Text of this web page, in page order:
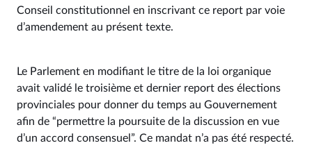
Conseil constitutionnel en inscrivant ce report par voie
d’amendement au présent texte.
Le Parlement en modifiant le titre de la loi organique
avait validé le troisième et dernier report des élections
provinciales pour donner du temps au Gouvernement
afin de “permettre la poursuite de la discussion en vue
d’un accord consensuel”. Ce mandat n’a pas été respecté.